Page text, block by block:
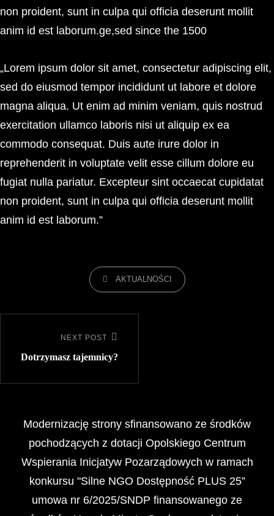
non proident, sunt in culpa qui officia deserunt mollit
anim id est laborum.ge,sed since the 1500
„Lorem ipsum dolor sit amet, consectetur adipiscing elit,
sed do eiusmod tempor incididunt ut labore et dolore
magna aliqua. Ut enim ad minim veniam, quis nostrud
exercitation ullamco laboris nisi ut aliquip ex ea
commodo consequat. Duis aute irure dolor in
reprehenderit in voluptate velit esse cillum dolore eu
fugiat nulla pariatur. Excepteur sint occaecat cupidatat
non proident, sunt in culpa qui officia deserunt mollit
anim id est laborum.”
AKTUALNOŚCI
NEXT POST
Dotrzymasz tajemnicy?
Modernizację strony sfinansowano ze środków
pochodzących z dotacji Opolskiego Centrum
Wspierania Inicjatyw Pozarządowych w ramach
konkursu "Silne NGO Dostępność PLUS 25”
umowa nr 6/2025/SNDP finansowanego ze